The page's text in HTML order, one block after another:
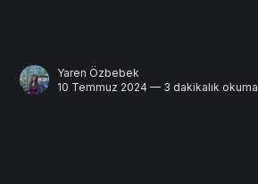
Yaren Özbebek
10 Temmuz 2024 — 3 dakikalık okuma